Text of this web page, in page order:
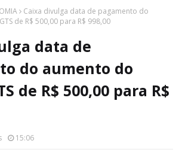
Caixa divulga data de pagamento do
de R$ 500,00 para R$ 998,00
data de
do aumento do
de R$ 500,00 para R$
15:06